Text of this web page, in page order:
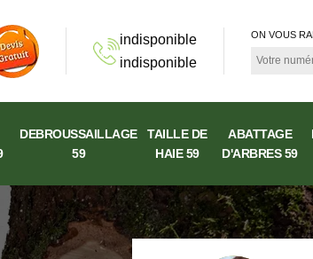
indisponible
indisponible
ON VOUS
DEBROUSSAILLAGE
59
TAILLE DE
HAIE 59
ABATTAGE
D'ARBRES 59